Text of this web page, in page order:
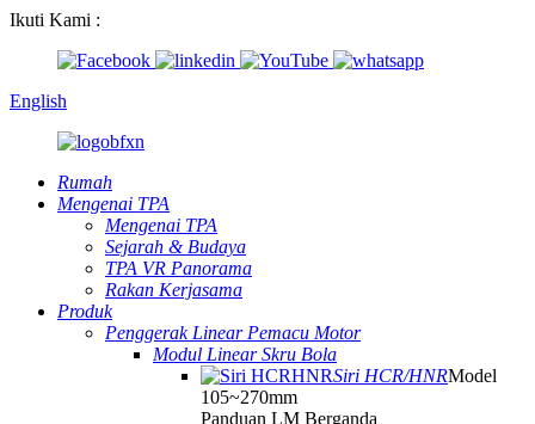
Ikuti Kami :
English
Rumah
Mengenai TPA
Mengenai TPA
Sejarah & Budaya
TPA VR Panorama
Rakan Kerjasama
Produk
Penggerak Linear Pemacu Motor
Modul Linear Skru Bola
Siri HCR/HNRModel
105~270mm
Panduan LM Berganda